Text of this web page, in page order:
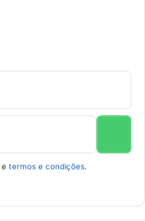
e termos e condições.